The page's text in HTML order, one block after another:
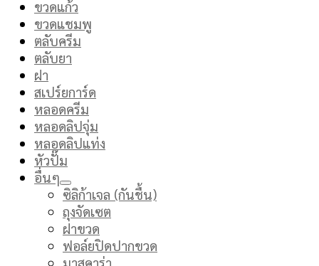
ขวดแก้ว
ขวดแชมพู
ตลับครีม
ตลับยา
ฝา
สเปร์ยการ์ด
หลอดครีม
หลอดลิปจุ่ม
หลอดลิปแท่ง
หัวปั๊ม
อื่นๆ
ซิลิก้าเจล (กันชื้น)
ถุงจัดเซต
ฝาขวด
ฟอล์ยปิดปากขวด
มาสคาร่า